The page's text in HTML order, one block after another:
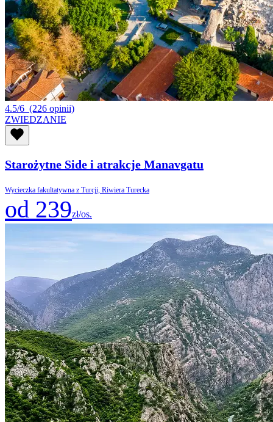
4.5/6 (226 opinii)
ZWIEDZANIE
Starożytne Side i atrakcje Manavgatu
Wycieczka fakultatywna z Turcji, Riwiera Turecka
od 239zł/os.